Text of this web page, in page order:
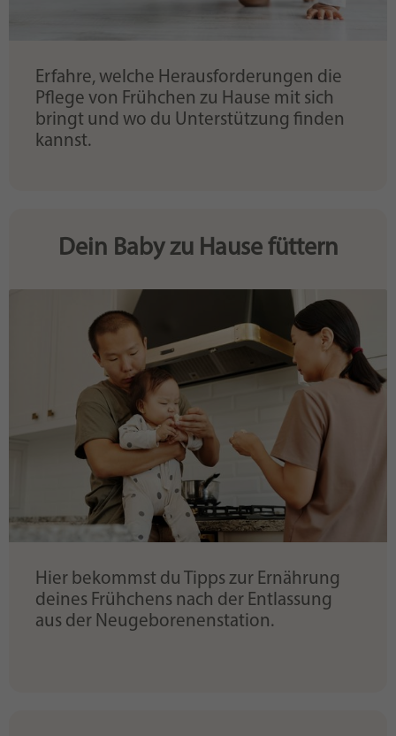
Erfahre, welche Herausforderungen die
Pflege von Frühchen zu Hause mit sich
bringt und wo du Unterstützung finden
kannst.
Dein Baby zu Hause füttern
Hier bekommst du Tipps zur Ernährung
deines Frühchens nach der Entlassung
aus der Neugeborenenstation.